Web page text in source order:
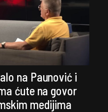
na Paunović i
ćute na govor
medijima